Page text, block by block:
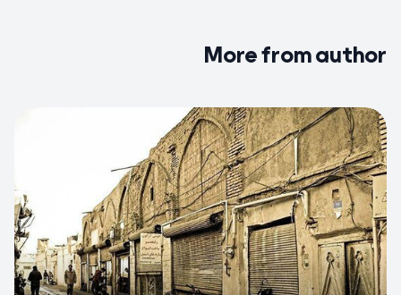
More from author
0